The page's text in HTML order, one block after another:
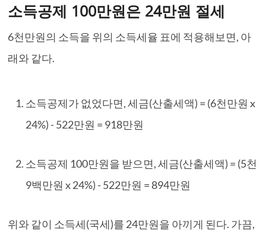
소득공제 100만원은 24만원 절세
6천만원의 소득을 위의 소득세율 표에 적용해보면, 아
래와 같다.
소득공제가 없었다면, 세금(산출세액) = (6천만원 x
24%) - 522만원 = 918만원
소득공제 100만원을 받으면, 세금(산출세액) = (5천
9백만원 x 24%) - 522만원 = 894만원
위와 같이 소득세(국세)를 24만원을 아끼게 된다. 가끔,